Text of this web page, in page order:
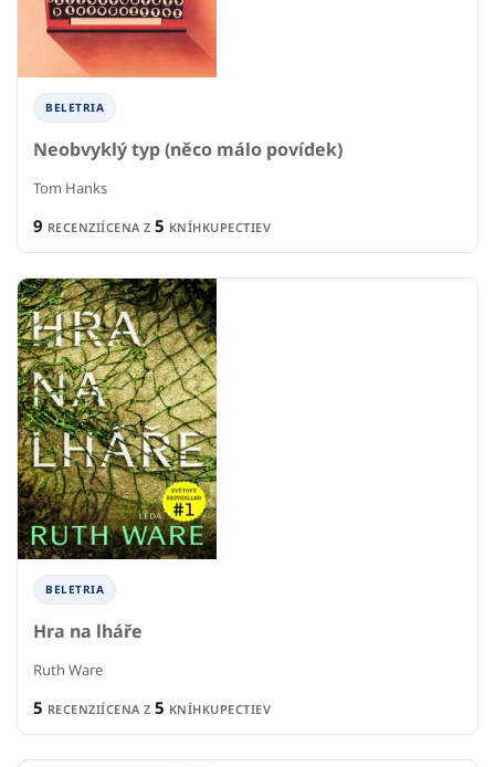
BELETRIA
Neobvyklý typ (něco málo povídek)
Tom Hanks
9 RECENZIÍCENA Z 5 KNÍHKUPECTIEV
BELETRIA
Hra na lháře
Ruth Ware
5 RECENZIÍCENA Z 5 KNÍHKUPECTIEV